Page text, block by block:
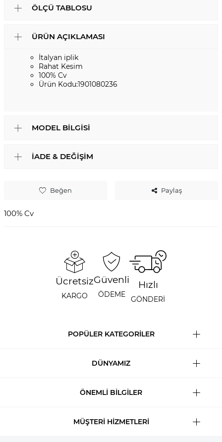
Beğen Paylaş
100% Cv
ÖLÇÜ TABLOSU
ÜRÜN AÇIKLAMASI
İtalyan iplik
Rahat Kesim
100% Cv
Ürün Kodu:1901080236
MODEL BILGISI
İADE & DEĞIŞIM
Ücretsiz
KARGO
Güvenli
ÖDEME
Hızlı
GÖNDERİ
POPÜLER KATEGORİLER
DÜNYAMIZ
ÖNEMLİ BİLGİLER
MÜŞTERİ HİZMETLERİ